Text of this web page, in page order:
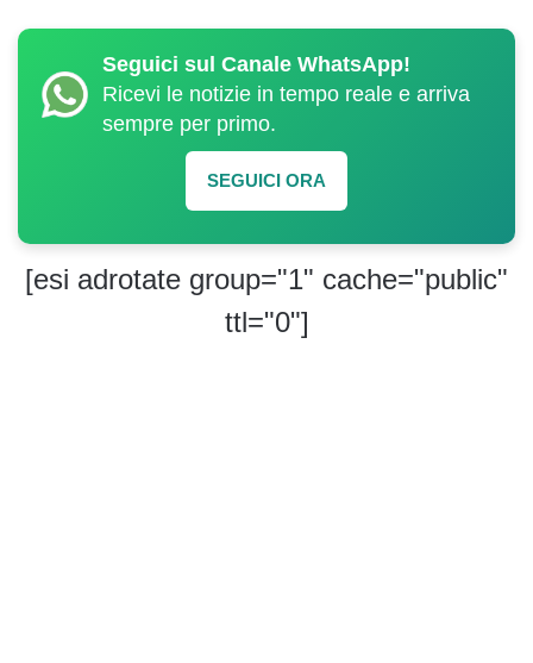
Seguici sul Canale WhatsApp!
Ricevi le notizie in tempo reale e arriva
sempre per primo.
SEGUICI ORA
[esi adrotate group="1" cache="public"
ttl="0"]